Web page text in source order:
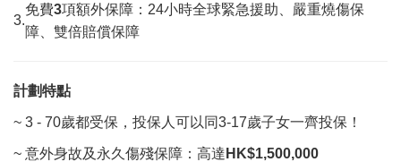
3.
免費3項額外保障：24小時全球緊急援助、嚴重燒傷保
障、雙倍賠償保障
計劃特點
~ 3 - 70歲都受保，投保人可以同3-17歲子女一齊投保！
~ 意外身故及永久傷殘保障：高達 HK$1,500,000